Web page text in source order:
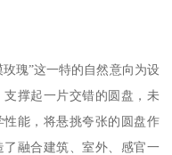
瑰”这一特的自然意向为设
撑起一片交错的圆盘，未
性能，将悬挑夸张的圆盘作
融合建筑、室外、感官一